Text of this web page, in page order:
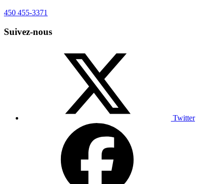
450 455-3371
Suivez-nous
Twitter